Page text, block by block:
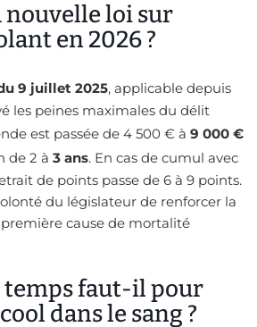
nouvelle loi sur
en 2026 ?
9 juillet 2025, applicable depuis
les peines maximales du délit
est passée de 4 500 € à 9 000 €
de 2 à 3 ans. En cas de cumul avec
de points passe de 6 à 9 points.
du législateur de renforcer la
cause de mortalité
temps faut-il pour
dans le sang ?